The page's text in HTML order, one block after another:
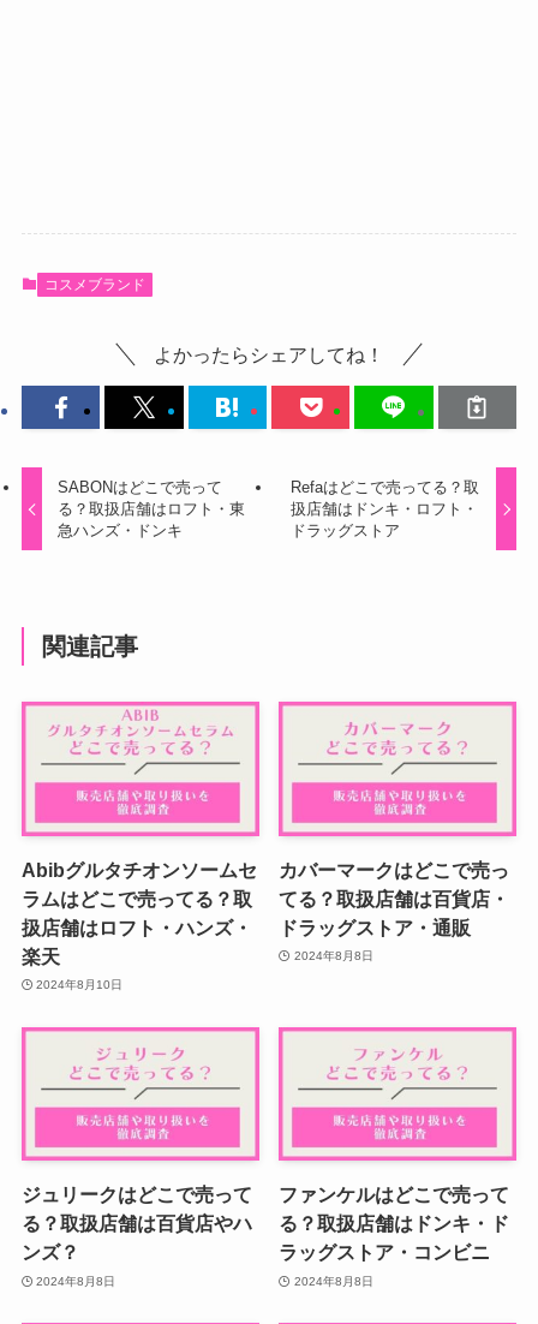
コスメブランド
よかったらシェアしてね！
SABONはどこで売って
る？取扱店舗はロフト・東
急ハンズ・ドンキ
Refaはどこで売ってる？取
扱店舗はドンキ・ロフト・
ドラッグストア
関連記事
Abibグルタチオンソームセ
ラムはどこで売ってる？取
扱店舗はロフト・ハンズ・
楽天
2024年8月10日
カバーマークはどこで売っ
てる？取扱店舗は百貨店・
ドラッグストア・通販
2024年8月8日
ジュリークはどこで売って
る？取扱店舗は百貨店やハ
ンズ？
2024年8月8日
ファンケルはどこで売って
る？取扱店舗はドンキ・ド
ラッグストア・コンビニ
2024年8月8日